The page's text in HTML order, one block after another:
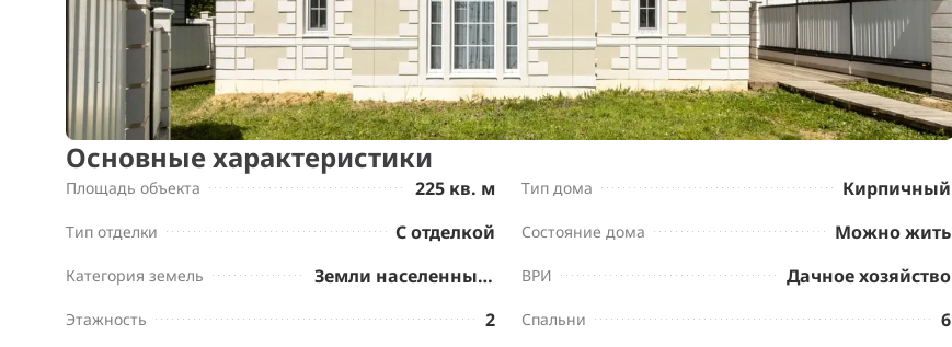
Основные характеристики
Площадь объекта 225 кв. м Тип дома Кирпичный
Тип отделки С отделкой Состояние дома Можно жить
Категория земель Земли населенных пунктов ВРИ Дачное хозяйство
Этажность 2 Спальни 6